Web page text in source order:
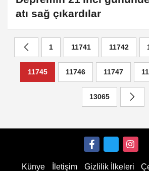
atı sağ çıkardılar
1 11741 11742
11745 11746 11747
13065
Künye İletişim Gizlilik İlkeleri